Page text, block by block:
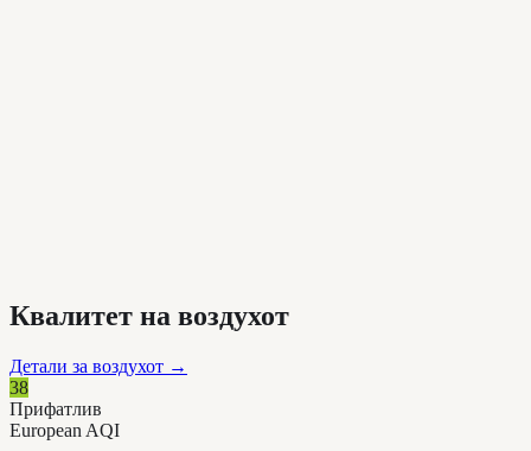
Квалитет на воздухот
Детали за воздухот →
38
Прифатлив
European AQI